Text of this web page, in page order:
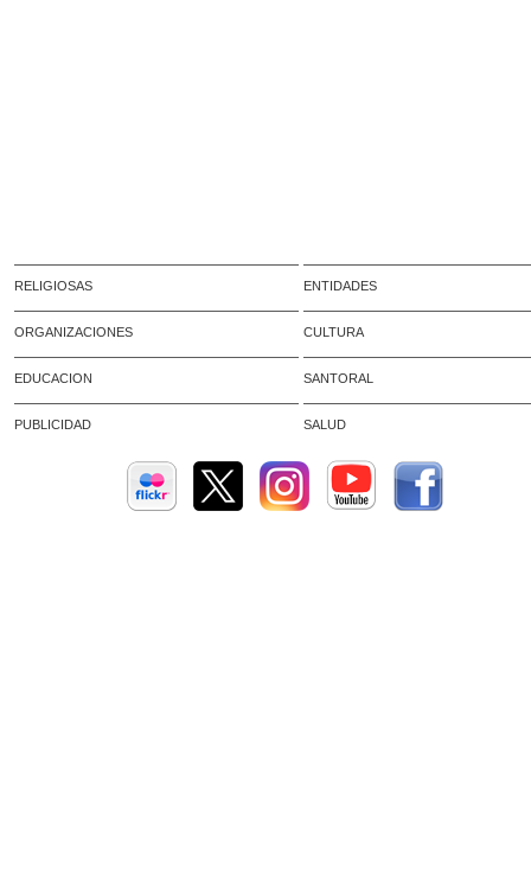
RELIGIOSAS ENTIDADES
ORGANIZACIONES CULTURA
EDUCACION SANTORAL
PUBLICIDAD SALUD